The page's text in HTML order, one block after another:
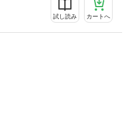
試し読み カートへ